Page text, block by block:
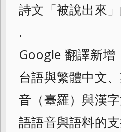
詩文「被說出來」
.
Google 翻譯新增
台語與繁體中文
音（臺羅）與漢
語語音與語料的